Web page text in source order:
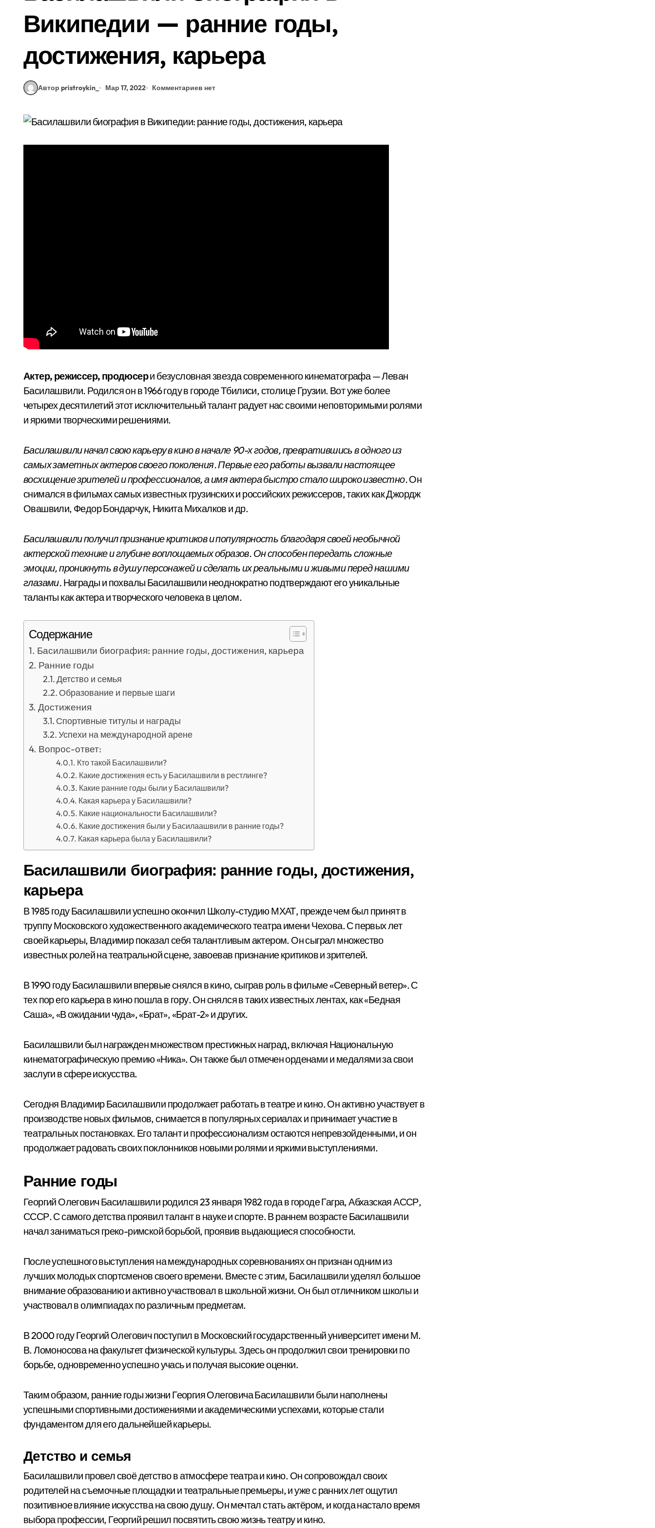
Википедии — ранние годы,
достижения, карьера
Автор pristroykin_ Мар 17, 2022 Комментариев нет
Актер, режиссер, продюсери безусловная звезда современного кинематографа — Леван
Басилашвили. Родился он в 1966 году в городе Тбилиси, столице Грузии. Вот уже более
четырех десятилетий этот исключительный талант радует нас своими неповторимыми ролями
и яркими творческими решениями.
Басилашвили начал свою карьеру в кино в начале 90-х годов, превратившись в одного из
самых заметных актеров своего поколения. Первые его работы вызвали настоящее
восхищение зрителей и профессионалов, а имя актера быстро стало широко известно.Он
снимался в фильмах самых известных грузинских и российских режиссеров, таких как Джордж
Овашвили, Федор Бондарчук, Никита Михалков и др.
Басилашвили получил признание критиков и популярность благодаря своей необычной
актерской технике и глубине воплощаемых образов. Он способен передать сложные
эмоции, проникнуть в душу персонажей и сделать их реальными и живыми перед нашими
глазами. Награды и похвалы Басилашвили неоднократно подтверждают его уникальные
таланты как актера и творческого человека в целом.
Содержание
Басилашвили биография: ранние годы, достижения, карьера
Ранние годы
Детство и семья
Образование и первые шаги
Достижения
Спортивные титулы и награды
Успехи на международной арене
Вопрос-ответ:
Кто такой Басилашвили?
Какие достижения есть у Басилашвили в рестлинге?
Какие ранние годы были у Басилашвили?
Какая карьера у Басилашвили?
Какие национальности Басилашвили?
Какие достижения были у Басилаашвили в ранние годы?
Какая карьера была у Басилашвили?
Басилашвили биография: ранние годы, достижения,
карьера
В 1985 году Басилашвили успешно окончил Школу-студию МХАТ, прежде чем был принят в
труппу Московского художественного академического театра имени Чехова. С первых лет
своей карьеры, Владимир показал себя талантливым актером. Он сыграл множество
известных ролей на театральной сцене, завоевав признание критиков и зрителей.
В 1990 году Басилашвили впервые снялся в кино, сыграв роль в фильме «Северный ветер». С
тех пор его карьера в кино пошла в гору. Он снялся в таких известных лентах, как «Бедная
Саша», «В ожидании чуда», «Брат», «Брат-2» и других.
Басилашвили был награжден множеством престижных наград, включая Национальную
кинематографическую премию «Ника». Он также был отмечен орденами и медалями за свои
заслуги в сфере искусства.
Сегодня Владимир Басилашвили продолжает работать в театре и кино. Он активно участвует в
производстве новых фильмов, снимается в популярных сериалах и принимает участие в
театральных постановках. Его талант и профессионализм остаются непревзойденными, и он
продолжает радовать своих поклонников новыми ролями и яркими выступлениями.
Ранние годы
Георгий Олегович Басилашвили родился 23 января 1982 года в городе Гагра, Абхазская АССР,
СССР. С самого детства проявил талант в науке и спорте. В раннем возрасте Басилашвили
начал заниматься греко-римской борьбой, проявив выдающиеся способности.
После успешного выступления на международных соревнованиях он признан одним из
лучших молодых спортсменов своего времени. Вместе с этим, Басилашвили уделял большое
внимание образованию и активно участвовал в школьной жизни. Он был отличником школы и
участвовал в олимпиадах по различным предметам.
В 2000 году Георгий Олегович поступил в Московский государственный университет имени М.
В. Ломоносова на факультет физической культуры. Здесь он продолжил свои тренировки по
борьбе, одновременно успешно учась и получая высокие оценки.
Таким образом, ранние годы жизни Георгия Олеговича Басилашвили были наполнены
успешными спортивными достижениями и академическими успехами, которые стали
фундаментом для его дальнейшей карьеры.
Детство и семья
Басилашвили провел своё детство в атмосфере театра и кино. Он сопровождал своих
родителей на съемочные площадки и театральные премьеры, и уже с ранних лет ощутил
позитивное влияние искусства на свою душу. Он мечтал стать актёром, и когда настало время
выбора профессии, Георгий решил посвятить свою жизнь театру и кино.